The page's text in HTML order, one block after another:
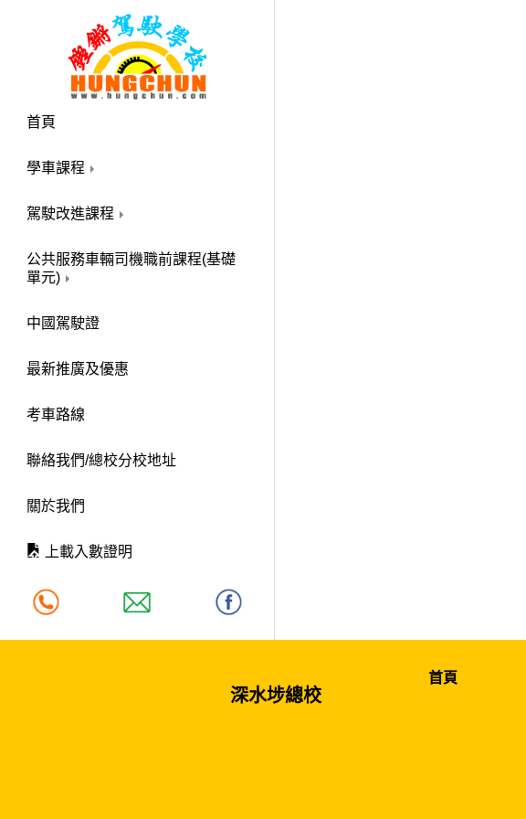
首頁
學車課程
駕駛改進課程
公共服務車輛司機職前課程(基礎
單元)
中國駕駛證
最新推廣及優惠
考車路線
聯絡我們/總校分校地址
關於我們
上載入數證明
深水埗總校
首頁